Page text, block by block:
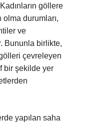
göllere
olma durumları,
ve
Bununla birlikte,
çevreleyen
bir şekilde yer
yapılan saha